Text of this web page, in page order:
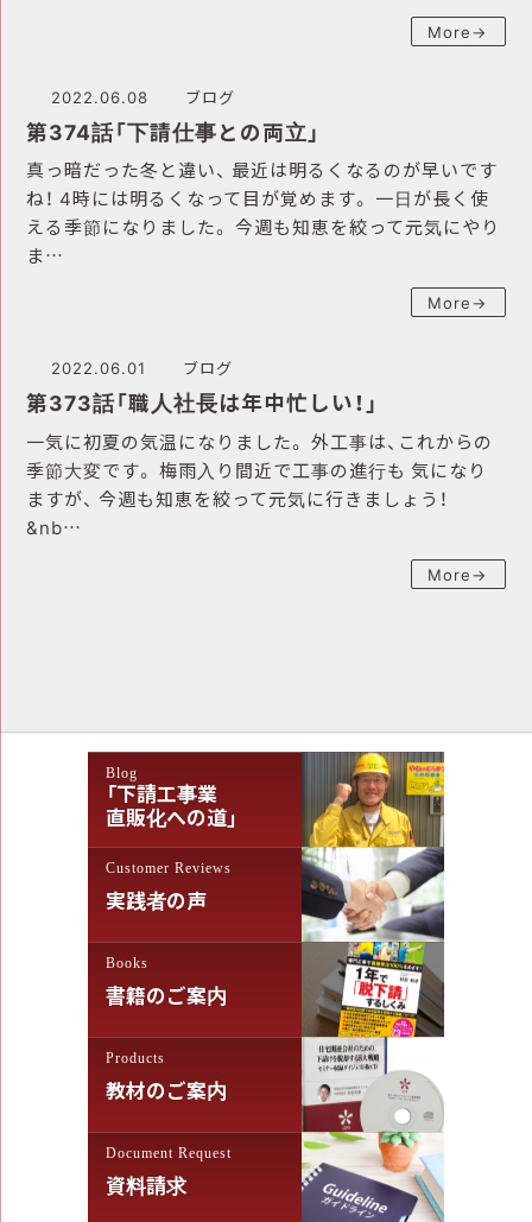
More→
2022.06.08 ブログ
第374話「下請仕事との両立」
真っ暗だった冬と違い、 最近は明るくなるのが早いです
ね！ 4時には明るくなって目が覚めます。 一日が長く使
える季節になりました。 今週も知恵を絞って元気にやり
ま…
More→
2022.06.01 ブログ
第373話「職人社長は年中忙しい！」
一気に初夏の気温になりました。 外工事は、これからの
季節大変です。 梅雨入り間近で工事の進行も 気になり
ますが、 今週も知恵を絞って元気に行きましょう！
&nb…
More→
Blog
「下請工事業
直販化への道」
Customer Reviews
実践者の声
Books
書籍のご案内
Products
教材のご案内
Document Request
資料請求